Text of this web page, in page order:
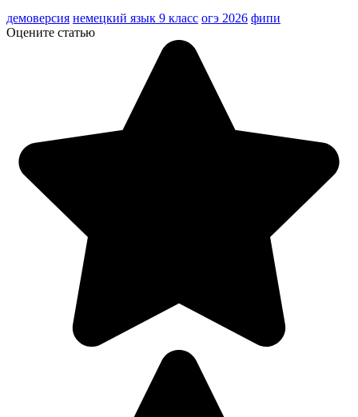
демоверсия немецкий язык 9 класс огэ 2026 фипи
Оцените статью